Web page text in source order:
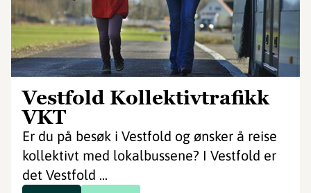
Vestfold Kollektivtrafikk
VKT
Er du på besøk i Vestfold og ønsker å reise
kollektivt med lokalbussene? I Vestfold er
det Vestfold ...